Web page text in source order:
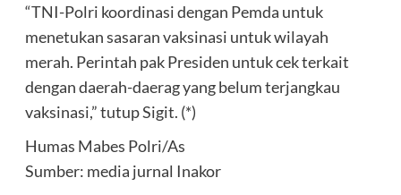
“TNI-Polri koordinasi dengan Pemda untuk
menetukan sasaran vaksinasi untuk wilayah
merah. Perintah pak Presiden untuk cek terkait
dengan daerah-daerag yang belum terjangkau
vaksinasi,” tutup Sigit. (*)
Humas Mabes Polri/As
Sumber: media jurnal Inakor